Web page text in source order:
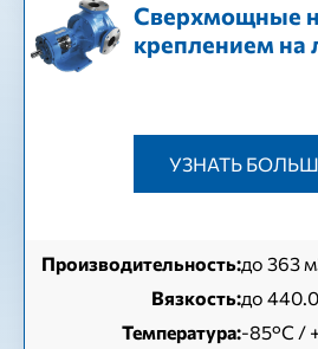
Cверхмощные
креплением на
УЗНАТЬ
Производительность:до 363
Вязкость:до
Температура:-85°C /